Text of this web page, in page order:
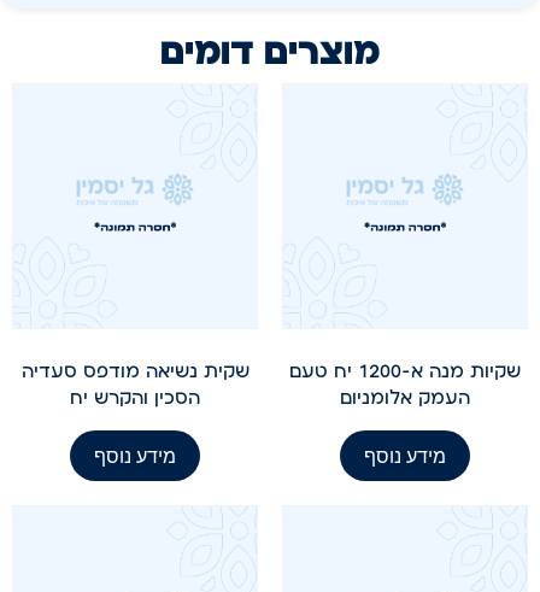
מוצרים דומים
שקיות מנה א-1200 יח טעם
העמק אלומניום
מידע נוסף
שקית נשיאה מודפס סעדיה
הסכין והקרש יח
מידע נוסף